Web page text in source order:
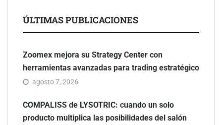
ÚLTIMAS PUBLICACIONES
Zoomex mejora su Strategy Center con
herramientas avanzadas para trading estratégico
agosto 7, 2026
COMPALISS de LYSOTRIC: cuando un solo
producto multiplica las posibilidades del salón